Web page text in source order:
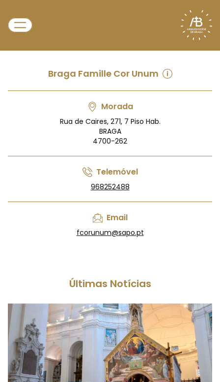
Braga Famille Cor Unum
Morada
Rua de Caires, 271, 7 Piso Hab.
BRAGA
4700-262
Telemóvel
968252488
Email
fcorunum@sapo.pt
Últimas Notícias